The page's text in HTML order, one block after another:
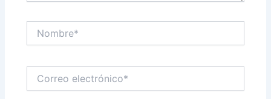
electrónico*